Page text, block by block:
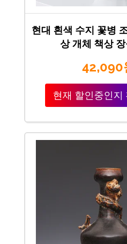
현대 흰색 수지 꽃병
상 개체 책상
42,090
현재 할인중인지